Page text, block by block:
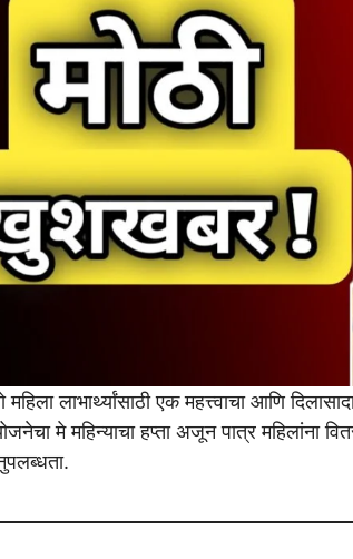
महिला लाभार्थ्यांसाठी एक महत्त्वाचा आणि
मे महिन्याचा हप्ता अजून पात्र महिलांना